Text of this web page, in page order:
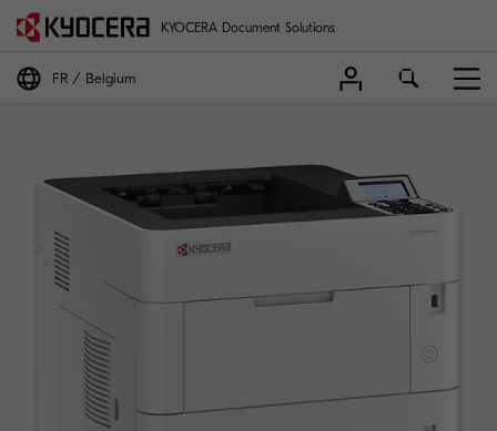
KYOCERA Document Solutions
FR Belgium